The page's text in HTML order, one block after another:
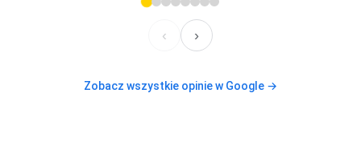
‹ ›
Zobacz wszystkie opinie w Google →